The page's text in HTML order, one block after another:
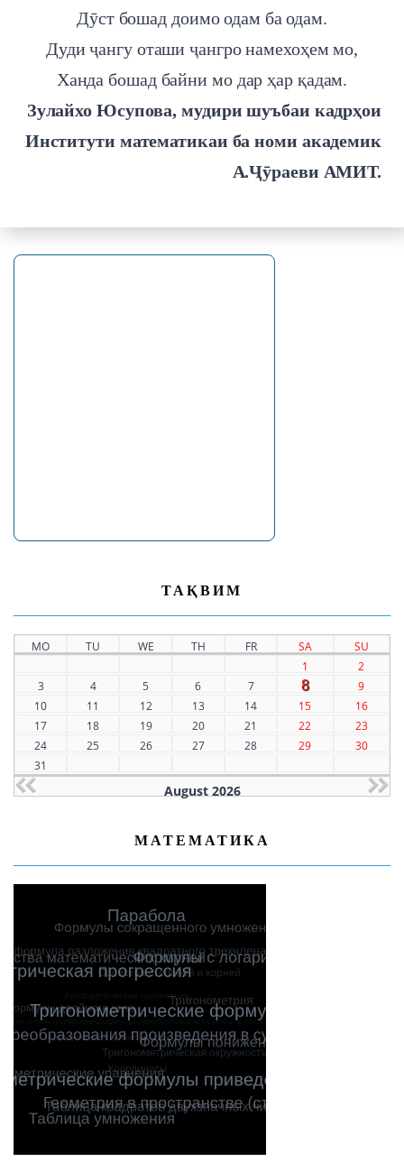
Дӯст бошад доимо одам ба одам.
Дуди ҷангу оташи ҷангро намехоҳем мо,
Ханда бошад байни мо дар ҳар қадам.
Зулайхо Юсупова, мудири шуъбаи кадрҳои
Институти математикаи ба номи академик
А.Ҷӯраеви АМИТ.
ТАҚВИМ
MO TU WE TH FR SA
SU
1
2
3
4 5 6 7 8
9
10
11 12 13 14 15
16
17
18 19 20 21 22
23
24
25 26 27 28 29
30
31
August 2026
МАТЕМАТИКА